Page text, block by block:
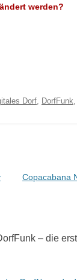
werden?
Dorf, DorfFunk,
Copacabana
– die